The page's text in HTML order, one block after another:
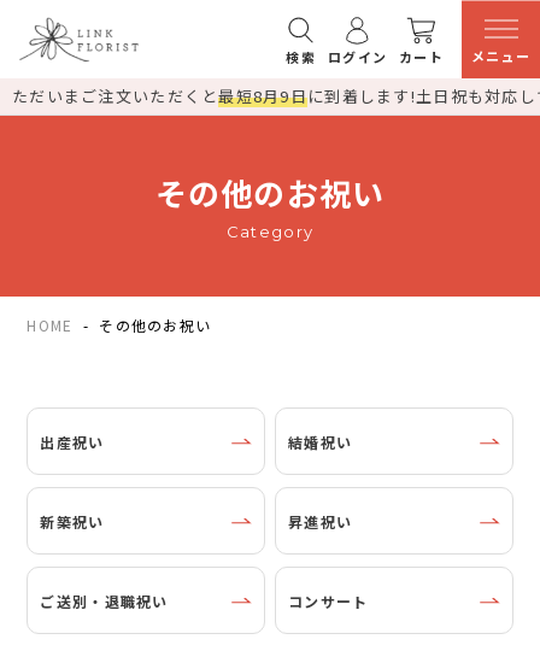
検索 ログイン カート メニュー
ただいまご注文いただくと最短8月9日に到着します!土日祝も対応
その他のお祝い
Category
HOME その他のお祝い
出産祝い 結婚祝い
新築祝い 昇進祝い
ご送別・退職祝い コンサート